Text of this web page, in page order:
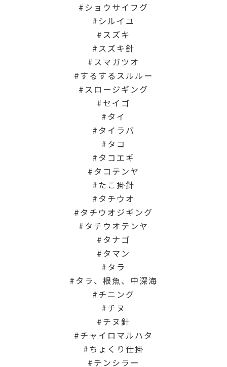
ショウサイフグ
シルイユ
スズキ
スズキ針
スマガツオ
するするスルルー
スロージギング
セイゴ
タイ
タイラバ
タコ
タコエギ
タコテンヤ
たこ掛針
タチウオ
タチウオジギング
タチウオテンヤ
タナゴ
タマン
タラ
タラ、根魚、中深海
チニング
チヌ
チヌ針
チャイロマルハタ
ちょくり仕掛
チンシラー